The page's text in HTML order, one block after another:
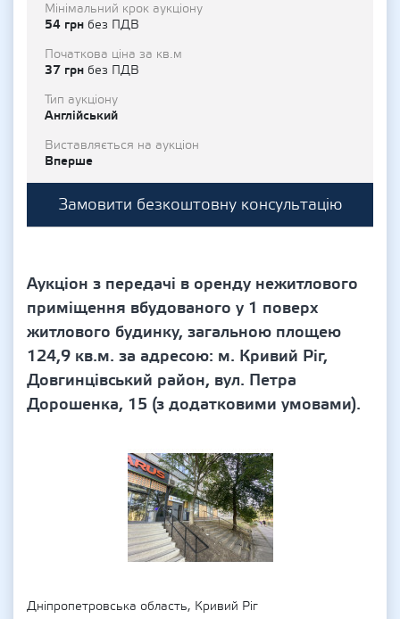
Мінімальний крок аукціону
54 грн без ПДВ
Початкова ціна за кв.м
37 грн без ПДВ
Тип аукціону
Англійський
Виставляється на аукціон
Вперше
Замовити безкоштовну консультацію
Аукціон з передачі в оренду нежитлового
приміщення вбудованого у 1 поверх
житлового будинку, загальною площею
124,9 кв.м. за адресою: м. Кривий Ріг,
Довгинцівський район, вул. Петра
Дорошенка, 15 (з додатковими умовами).
Дніпропетровська область, Кривий Ріг